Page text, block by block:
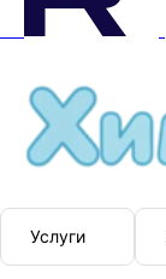
Услуги